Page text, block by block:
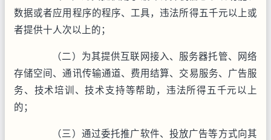
数据或者应用程序的程序、工具，违法所得五千元以上或
者提供十人次以上的；
（二）为其提供互联网接入、服务器托管、网络
存储空间、通讯传输通道、费用结算、交易服务、广告服
务、技术培训、技术支持等帮助，违法所得五千元以上
的；
（三）通过委托推广软件、投放广告等方式向其